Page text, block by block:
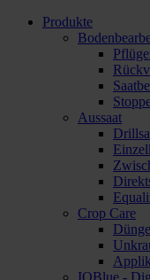
Produkte
Aussaat
Crop Care
IQBlue -